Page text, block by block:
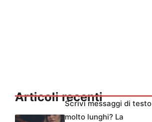
Articoli recentiScrivi messaggi di testo
molto lunghi? La